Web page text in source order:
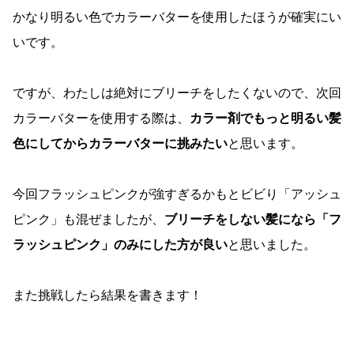
かなり明るい色でカラーバターを使用したほうが確実にい
いです。
ですが、わたしは絶対にブリーチをしたくないので、次回
カラーバターを使用する際は、
カラー剤でもっと明るい髪
色にしてからカラーバターに挑みたいと思います。
今回フラッシュピンクが強すぎるかもとビビり「アッシュ
ピンク」も混ぜましたが、 ブリーチをしない髪になら「フ
ラッシュピンク」のみにした方が良いと思いました。
また挑戦したら結果を書きます！